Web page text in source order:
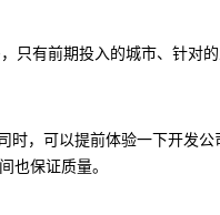
只有前期投入的城市、针对
时，可以提前体验一下开发公
也保证质量。